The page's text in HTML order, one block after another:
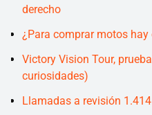
derecho
¿Para comprar motos
Victory Vision Tour,
curiosidades)
Llamadas a revisión